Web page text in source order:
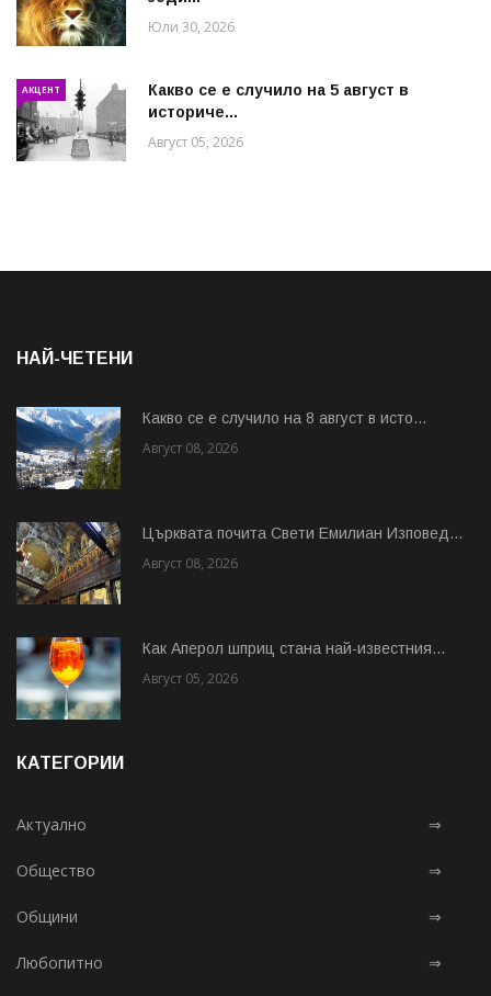
Юли 30, 2026
АКЦЕНТ
Какво се е случило на 5 август в
историче...
Август 05, 2026
НАЙ-ЧЕТЕНИ
Какво се е случило на 8 август в исто...
Август 08, 2026
Църквата почита Свeти Емилиан Изповед...
Август 08, 2026
Как Аперол шприц стана най-известния...
Август 05, 2026
КАТЕГОРИИ
Актуално ⇒
Общество ⇒
Общини ⇒
Любопитно ⇒